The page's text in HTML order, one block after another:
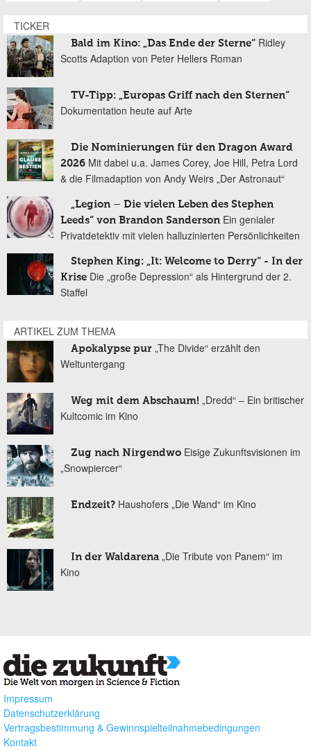
TICKER
Bald im Kino: „Das Ende der Sterne“ Ridley
Scotts Adaption von Peter Hellers Roman
TV-Tipp: „Europas Griff nach den Sternen“
Dokumentation heute auf Arte
Die Nominierungen für den Dragon Award
2026 Mit dabei u.a. James Corey, Joe Hill, Petra Lord
& die Filmadaption von Andy Weirs „Der Astronaut“
„Legion – Die vielen Leben des Stephen
Leeds“ von Brandon Sanderson Ein genialer
Privatdetektiv mit vielen halluzinierten Persönlichkeiten
Stephen King: „It: Welcome to Derry“ - In der
Krise Die „große Depression“ als Hintergrund der 2.
Staffel
ARTIKEL ZUM THEMA
Apokalypse pur „The Divide“ erzählt den
Weltuntergang
Weg mit dem Abschaum! „Dredd“ – Ein britischer
Kultcomic im Kino
Zug nach Nirgendwo Eisige Zukunftsvisionen im
„Snowpiercer“
Endzeit? Haushofers „Die Wand“ im Kino
In der Waldarena „Die Tribute von Panem“ im
Kino
Impressum
Datenschutzerklärung
Vertragsbestimmung & Gewinnspielteilnahmebedingungen
Kontakt